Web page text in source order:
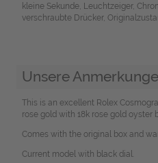
kleine Sekunde, Leuchtzeiger,
verschraubte Drücker,
Unsere
This is an excellent Rolex
rose gold with 18k rose gold oyster
Comes with the original box and
Current model with black dial.